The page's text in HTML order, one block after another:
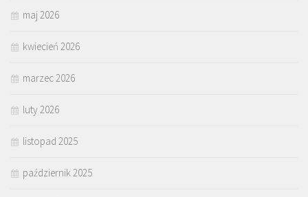
maj 2026
kwiecień 2026
marzec 2026
luty 2026
listopad 2025
październik 2025